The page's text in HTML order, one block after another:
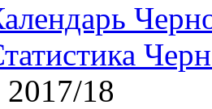
2017/18